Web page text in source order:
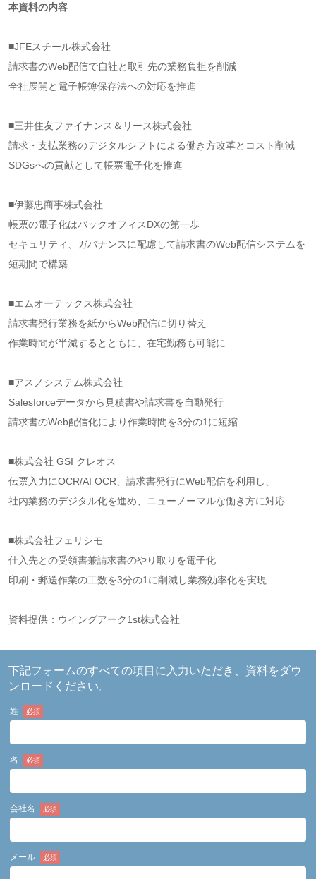
本資料の内容
■JFEスチール株式会社
請求書のWeb配信で自社と取引先の業務負担を削減
全社展開と電子帳簿保存法への対応を推進
■三井住友ファイナンス＆リース株式会社
請求・支払業務のデジタルシフトによる働き方改革とコスト削減
SDGsへの貢献として帳票電子化を推進
■伊藤忠商事株式会社
帳票の電子化はバックオフィスDXの第一歩
セキュリティ、ガバナンスに配慮して請求書のWeb配信システムを
短期間で構築
■エムオーテックス株式会社
請求書発行業務を紙からWeb配信に切り替え
作業時間が半減するとともに、在宅勤務も可能に
■アスノシステム株式会社
Salesforceデータから見積書や請求書を自動発行
請求書のWeb配信化により作業時間を3分の1に短縮
■株式会社 GSI クレオス
伝票入力にOCR/AI OCR、請求書発行にWeb配信を利用し、
社内業務のデジタル化を進め、ニューノーマルな働き方に対応
■株式会社フェリシモ
仕入先との受領書兼請求書のやり取りを電子化
印刷・郵送作業の工数を3分の1に削減し業務効率化を実現
資料提供：ウイングアーク1st株式会社
下記フォームのすべての項目に入力いただき、資料をダウ
ンロードください。